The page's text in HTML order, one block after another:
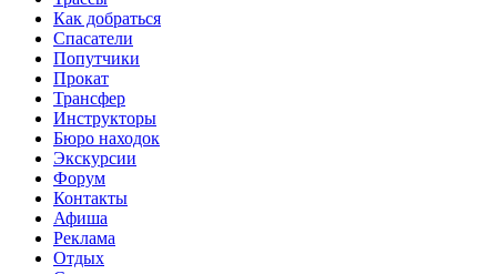
Как добраться
Спасатели
Попутчики
Прокат
Трансфер
Инструкторы
Бюро находок
Экскурсии
Форум
Контакты
Афиша
Реклама
Отдых